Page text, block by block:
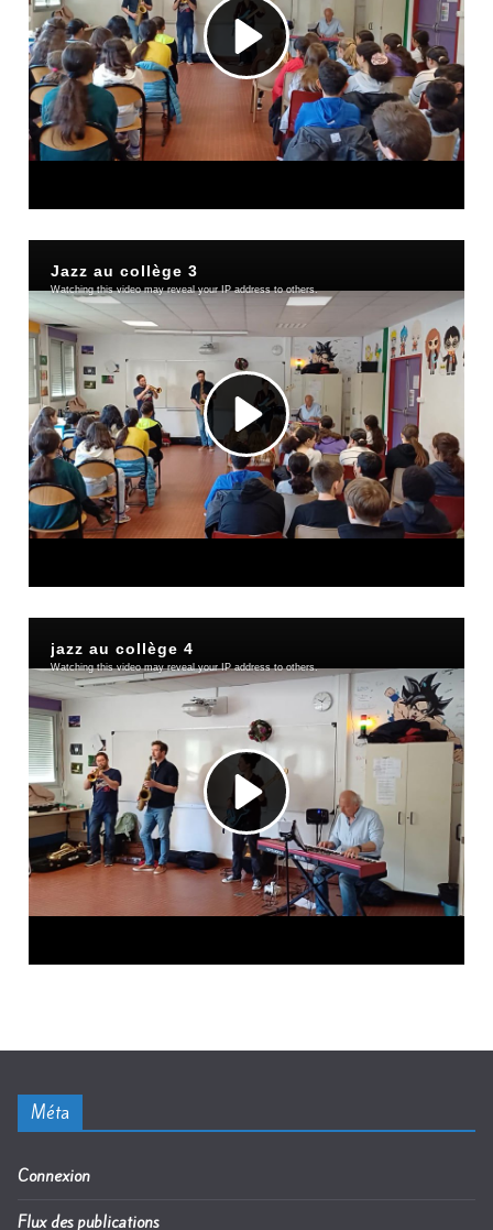
Méta
Connexion
Flux des publications